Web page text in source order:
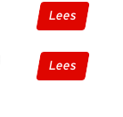
Lees
Lees